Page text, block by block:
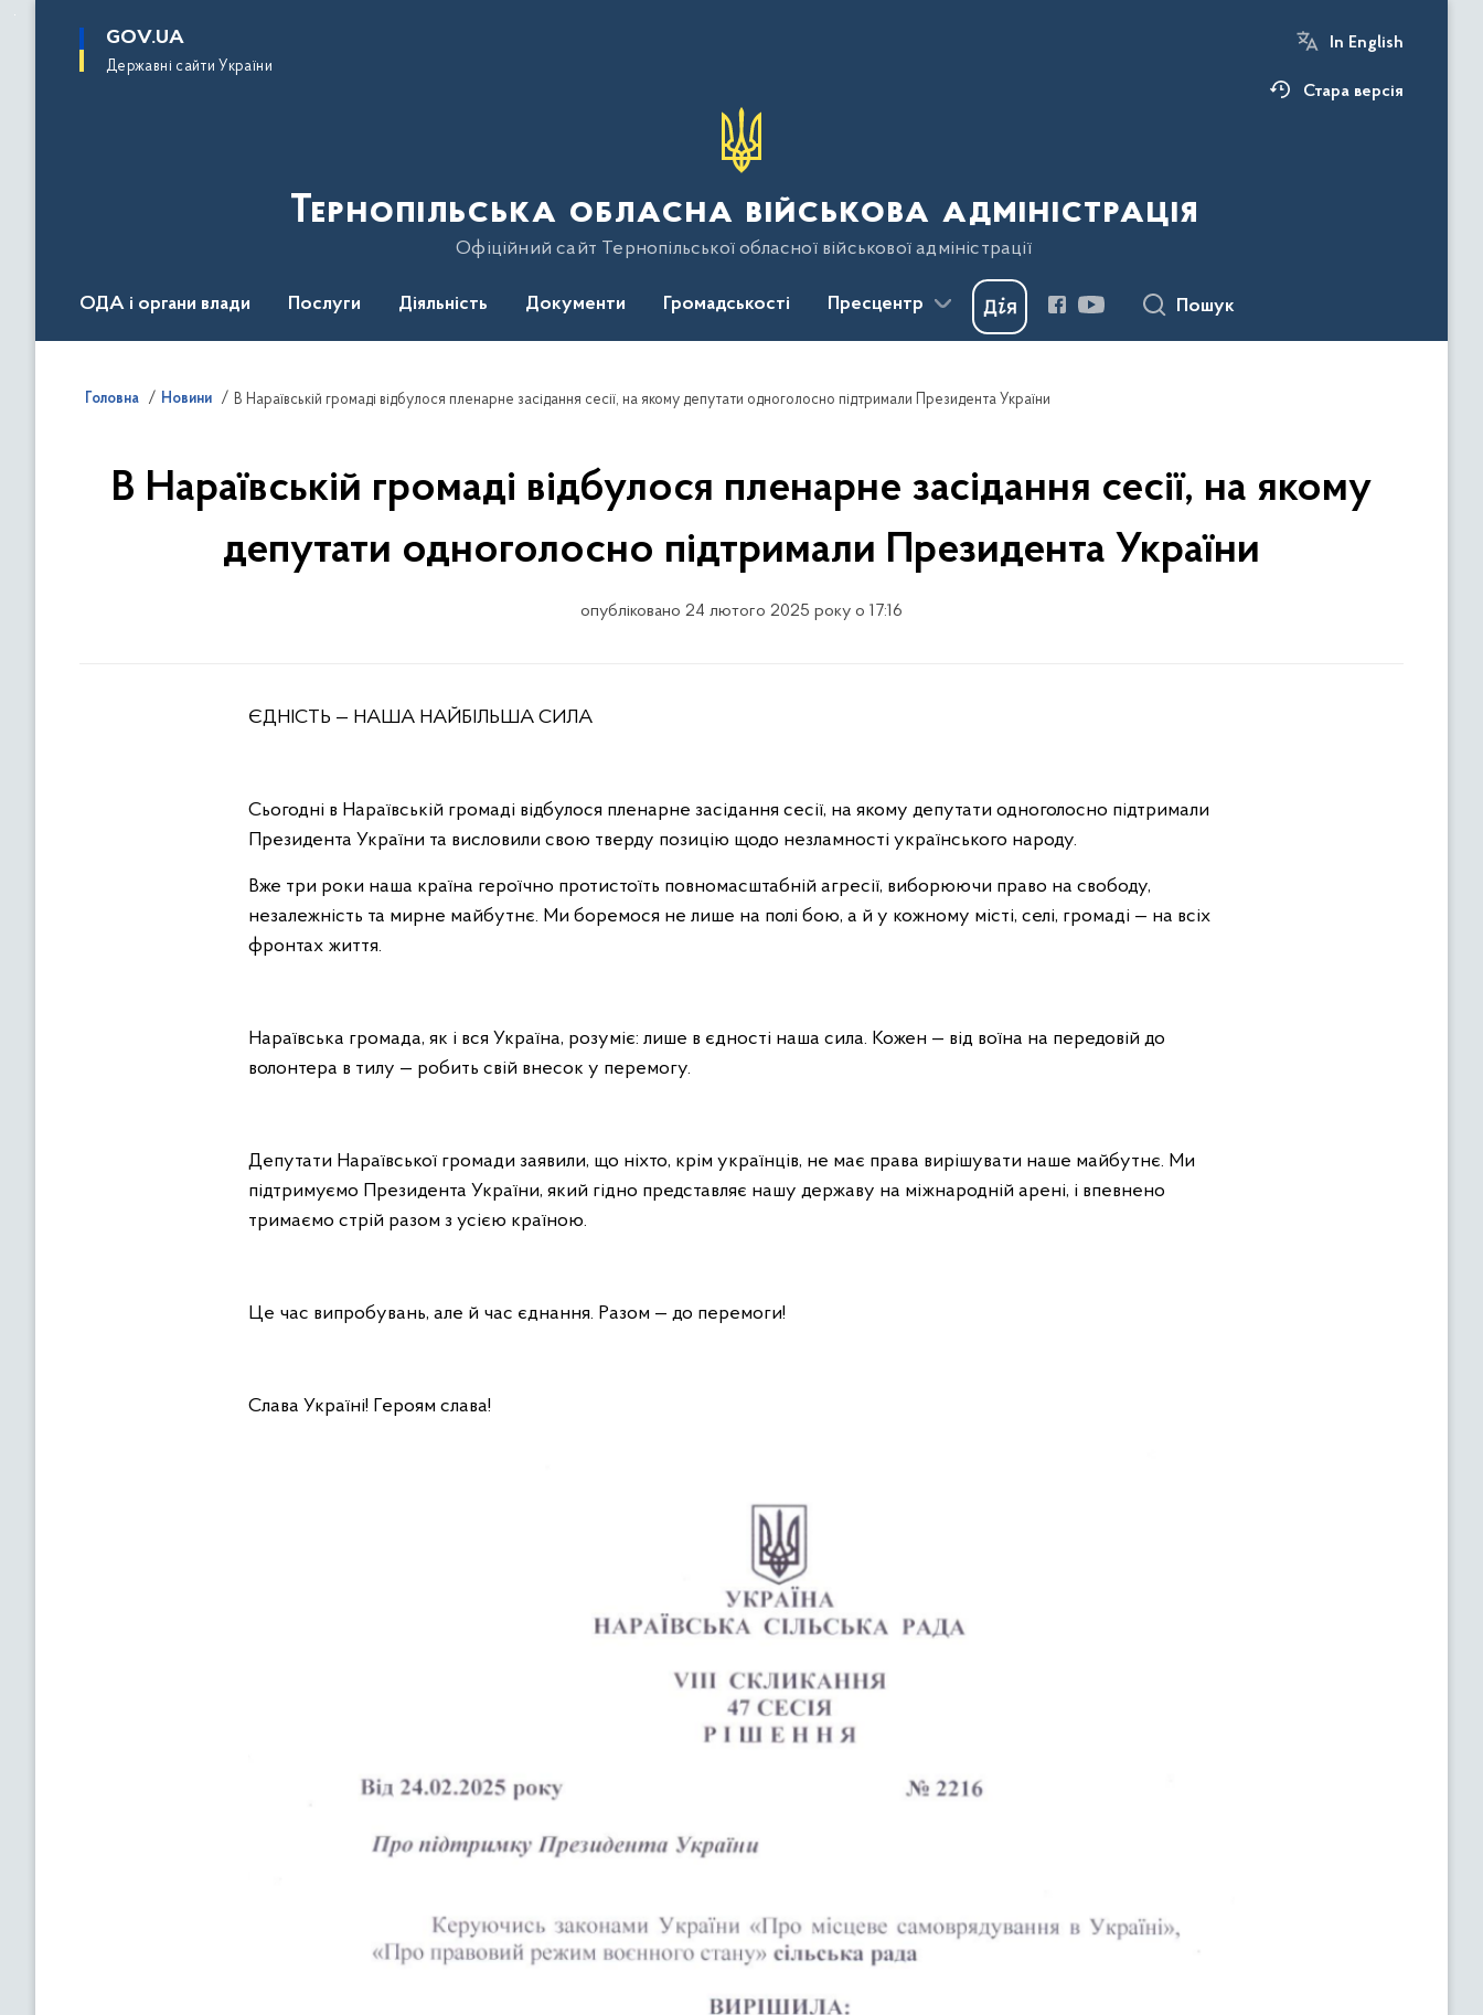
основного
GOV.UA
Державні сайти України
In English
Стара версія
Тернопільська обласна військова адміністрація
Офіційний сайт Тернопільської обласної військової адміністрації
ОДА і органи влади Послуги Діяльність Документи Громадськості Пресцентр Пошук
Головна Новини В Нараївській громаді відбулося пленарне засідання сесії, на якому депутати одноголосно підтримали Президента України
В Нараївській громаді відбулося пленарне засідання сесії, на якому
депутати одноголосно підтримали Президента України
опубліковано 24 лютого 2025 року о 17:16
ЄДНІСТЬ — НАША НАЙБІЛЬША СИЛА
Сьогодні в Нараївській громаді відбулося пленарне засідання сесії, на якому депутати одноголосно підтримали
Президента України та висловили свою тверду позицію щодо незламності українського народу.
Вже три роки наша країна героїчно протистоїть повномасштабній агресії, виборюючи право на свободу,
незалежність та мирне майбутнє. Ми боремося не лише на полі бою, а й у кожному місті, селі, громаді — на всіх
фронтах життя.
Нараївська громада, як і вся Україна, розуміє: лише в єдності наша сила. Кожен — від воїна на передовій до
волонтера в тилу — робить свій внесок у перемогу.
Депутати Нараївської громади заявили, що ніхто, крім українців, не має права вирішувати наше майбутнє. Ми
підтримуємо Президента України, який гідно представляє нашу державу на міжнародній арені, і впевнено
тримаємо стрій разом з усією країною.
Це час випробувань, але й час єднання. Разом — до перемоги!
Слава Україні! Героям слава!